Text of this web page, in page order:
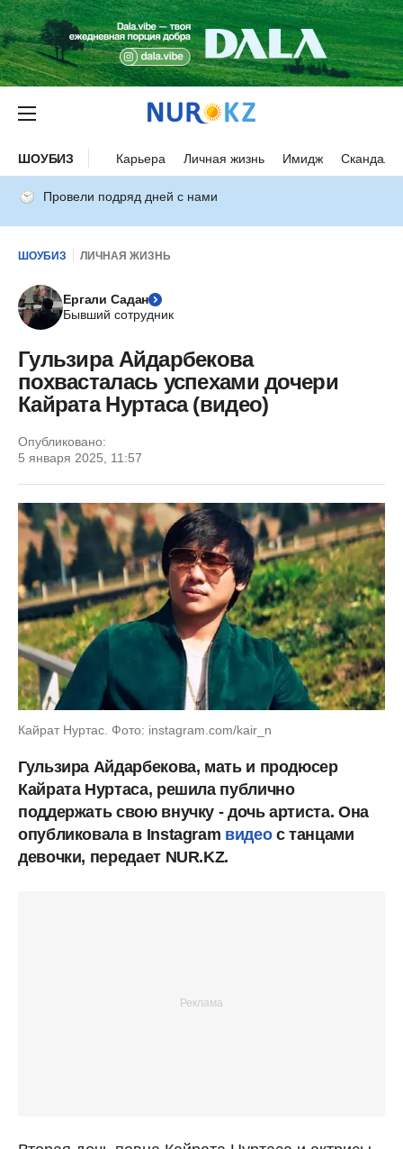
ШОУБИЗ Карьера Личная жизнь Имидж Скандалы
Провели подряд дней с нами
ШОУБИЗ ЛИЧНАЯ ЖИЗНЬ
Ергали Садан
Бывший сотрудник
Гульзира Айдарбекова
похвасталась успехами дочери
Кайрата Нуртаса (видео)
Опубликовано:
5 января 2025, 11:57
Кайрат Нуртас. Фото: instagram.com/kair_n
Гульзира Айдарбекова, мать и продюсер
Кайрата Нуртаса, решила публично
поддержать свою внучку - дочь артиста. Она
опубликовала в Instagram видеос танцами
девочки, передает NUR.KZ.